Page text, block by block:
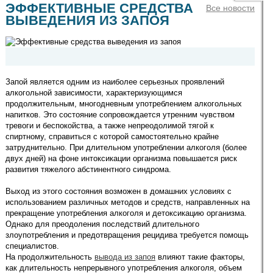
Все новости
ЭФФЕКТИВНЫЕ СРЕДСТВА
ВЫВЕДЕНИЯ ИЗ ЗАПОЯ
Запой является одним из наиболее серьезных проявлений
алкогольной зависимости, характеризующимся
продолжительным, многодневным употреблением алкогольных
напитков. Это состояние сопровождается утренним чувством
тревоги и беспокойства, а также непреодолимой тягой к
спиртному, справиться с которой самостоятельно крайне
затруднительно. При длительном употреблении алкоголя (более
двух дней) на фоне интоксикации организма повышается риск
развития тяжелого абстинентного синдрома.
Выход из этого состояния возможен в домашних условиях с
использованием различных методов и средств, направленных на
прекращение употребления алкоголя и детоксикацию организма.
Однако для преодоления последствий длительного
злоупотребления и предотвращения рецидива требуется помощь
специалистов.
На продолжительность вывода из запоя влияют такие факторы,
как длительность непрерывного употребления алкоголя, объем